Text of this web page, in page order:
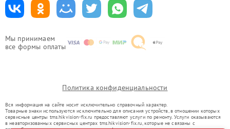
Мы принимаем
все формы оплаты
Политика конфиденциальности
Вся информация на сайте носит исключительно справочный характер.
Товарные знаки используются исключительно для описания устройств, в отношении которых
сервисные центры tms.hikvision-fix.ru предоставляют услуги по ремонту. Услуги оказываются
в неавторизованных сервисных центрах tms.hikvision-fix.ru, которые не связаны с